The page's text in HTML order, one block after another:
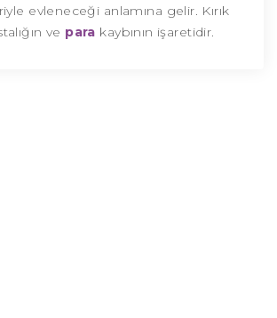
evleneceği anlamına gelir. Kırık
ve para kaybının işaretidir.